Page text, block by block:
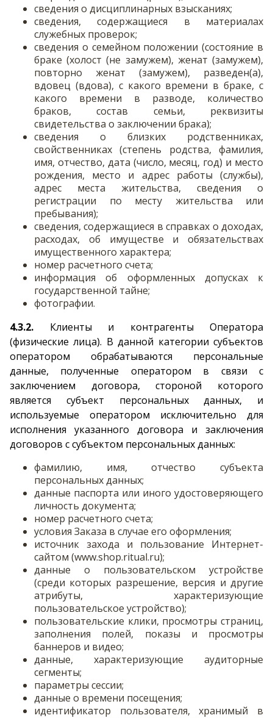
сведения о дисциплинарных взысканиях;
сведения, содержащиеся в материалах
служебных проверок;
сведения о семейном положении (состояние в
браке (холост (не замужем), женат (замужем),
повторно женат (замужем), разведен(а),
вдовец (вдова), с какого времени в браке, с
какого времени в разводе, количество
браков, состав семьи, реквизиты
свидетельства о заключении брака);
сведения о близких родственниках,
свойственниках (степень родства, фамилия,
имя, отчество, дата (число, месяц, год) и место
рождения, место и адрес работы (службы),
адрес места жительства, сведения о
регистрации по месту жительства или
пребывания);
сведения, содержащиеся в справках о доходах,
расходах, об имуществе и обязательствах
имущественного характера;
номер расчетного счета;
информация об оформленных допусках к
государственной тайне;
фотографии.
4.3.2. Клиенты и контрагенты Оператора
(физические лица). В данной категории субъектов
оператором обрабатываются персональные
данные, полученные оператором в связи с
заключением договора, стороной которого
является субъект персональных данных, и
используемые оператором исключительно для
исполнения указанного договора и заключения
договоров с субъектом персональных данных:
фамилию, имя, отчество субъекта
персональных данных;
данные паспорта или иного удостоверяющего
личность документа;
номер расчетного счета;
условия Заказа в случае его оформления;
источник захода и пользование Интернет-
сайтом (www.shop.ritual.ru);
данные о пользовательском устройстве
(среди которых разрешение, версия и другие
атрибуты, характеризующие
пользовательское устройство);
пользовательские клики, просмотры страниц,
заполнения полей, показы и просмотры
баннеров и видео;
данные, характеризующие аудиторные
сегменты;
параметры сессии;
данные о времени посещения;
идентификатор пользователя, хранимый в